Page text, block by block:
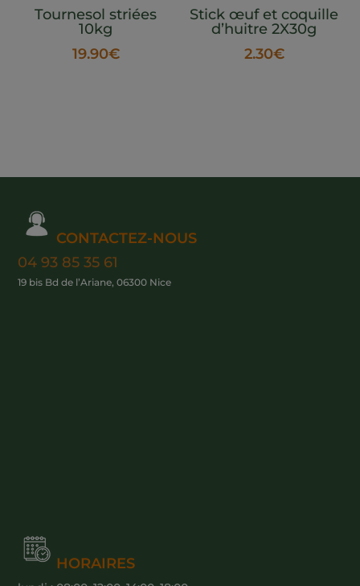
Tournesol striées
10kg
19.90€
Stick œuf et coquille
d’huitre 2X30g
2.30€
CONTACTEZ-NOUS
04 93 85 35 61
19 bis Bd de l’Ariane, 06300 Nice
HORAIRES